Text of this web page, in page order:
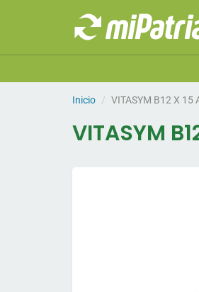
Inicio VITASYM B12 X 15
VITASYM